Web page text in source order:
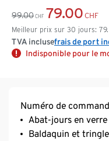
99.00 CHF 79.00 CHF
Meilleur prix sur 30 jours:
TVA inclusefrais de port
Indisponible pour le
Numéro de
Abat-jours en
Baldaquin et